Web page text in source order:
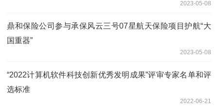
2023-05-08
鼎和保险公司参与承保风云三号07星航天保险项目护航“大
国重器”
2023-05-08
“2022计算机软件科技创新优秀发明成果”评审专家名单和评
选标准
2022-06-21